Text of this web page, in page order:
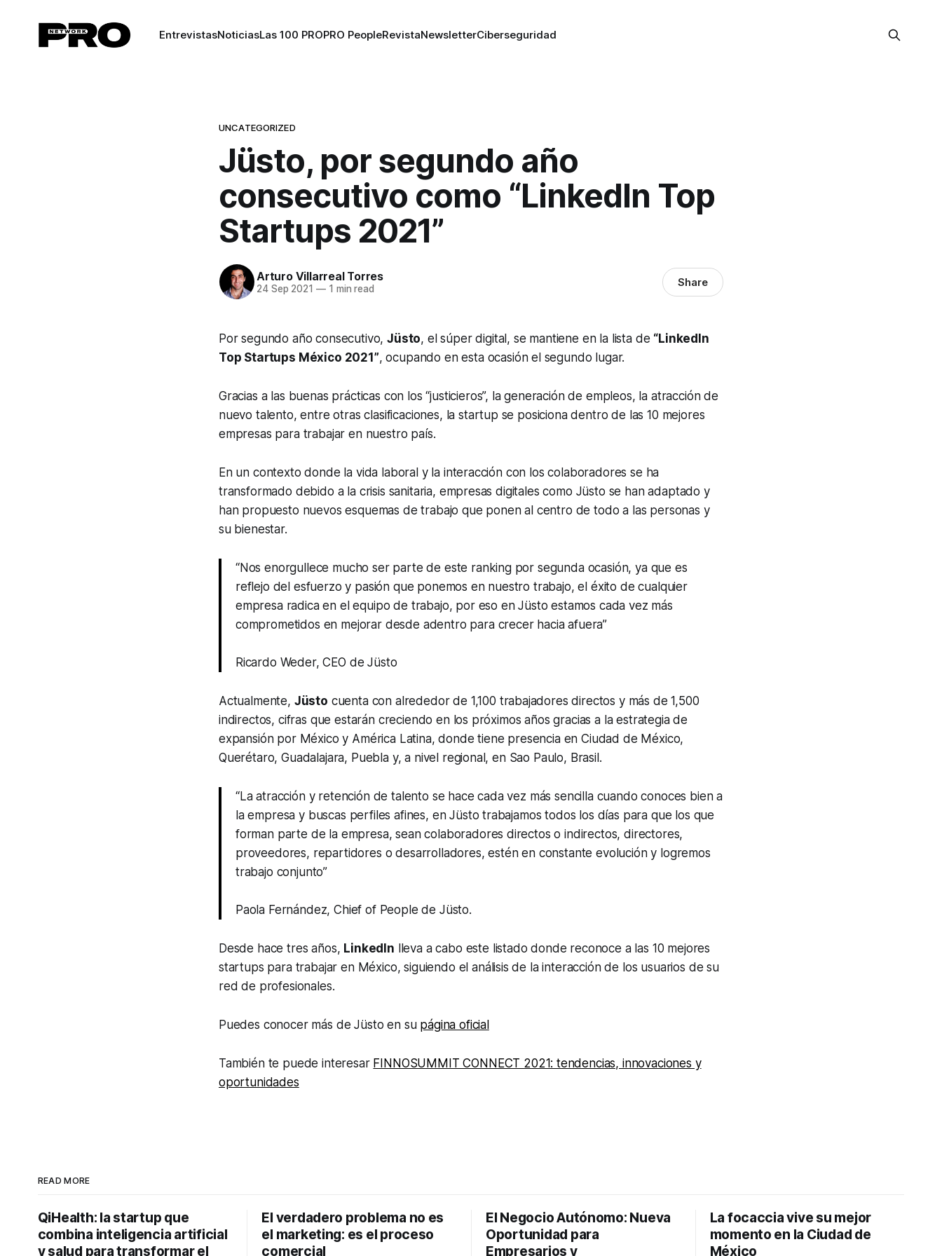
EntrevistasNoticiasLas 100 PROPRO PeopleRevistaNewsletterCiberseguridad
UNCATEGORIZED
Jüsto, por segundo año
consecutivo como “LinkedIn Top
Startups 2021”
Arturo Villarreal Torres
24 Sep 2021 —1 min read Share
Por segundo año consecutivo,Jüsto, el súper digital, se mantiene en la lista de “LinkedIn
Top Startups México 2021”, ocupando en esta ocasión el segundo lugar.
Gracias a las buenas prácticas con los “justicieros”, la generación de empleos, la atracción de
nuevo talento, entre otras clasificaciones, lastartup se posiciona dentro de las 10 mejores
empresas para trabajar en nuestro país.
En un contexto donde la vida laboral y la interacción con los colaboradores se ha
transformado debido a la crisis sanitaria, empresas digitales como Jüsto se han adaptado y
han propuesto nuevos esquemas de trabajo que ponen al centro de todo a las personas y
su bienestar.
“Nos enorgullece mucho ser parte de este ranking por segunda ocasión, ya que es
reflejo del esfuerzo y pasión que ponemos en nuestro trabajo, el éxito de cualquier
empresa radica en el equipo de trabajo, por eso en Jüsto estamos cada vez más
comprometidos en mejorar desde adentro para crecer hacia afuera”
Ricardo Weder, CEO de Jüsto
Actualmente, Jüsto cuenta con alrededor de 1,100 trabajadores directos y más de 1,500
indirectos, cifras que estarán creciendo en los próximos años gracias a la estrategia de
expansión por México y América Latina, donde tiene presencia en Ciudad de México,
Querétaro, Guadalajara, Puebla y, a nivel regional, en Sao Paulo, Brasil.
“La atracción y retención de talento se hace cada vez más sencilla cuando conoces bien a
la empresa y buscas perfiles afines, en Jüsto trabajamos todos los días para que los que
forman parte de la empresa, sean colaboradores directos o indirectos, directores,
proveedores, repartidores o desarrolladores, estén en constante evolución y logremos
trabajo conjunto”
Paola Fernández, Chief of People de Jüsto.
Desde hace tres años, LinkedIn lleva a cabo este listado donde reconoce a las 10 mejores
startups para trabajar en México, siguiendo el análisis de la interacción de los usuarios de su
red de profesionales.
Puedes conocer más de Jüsto en su página oficial
También te puede interesar FINNOSUMMIT CONNECT 2021: tendencias, innovaciones y
oportunidades
READ MORE
QiHealth: la startup que
combina inteligencia artificial
y salud para transformar el
El verdadero problema no es
el marketing: es el proceso
comercial
El Negocio Autónomo: Nueva
Oportunidad para
Empresarios y
La focaccia vive su mejor
momento en la Ciudad de
México